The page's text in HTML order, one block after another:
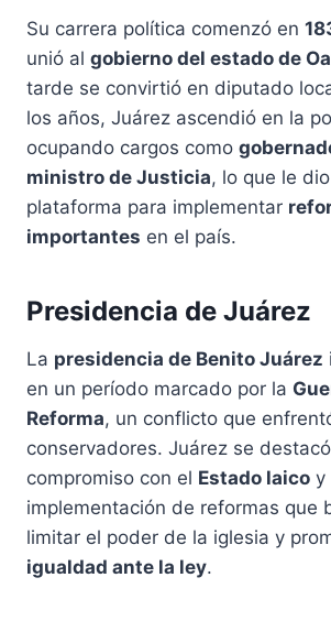
Su carrera política comenzó en
unió al gobierno del estado de
tarde se convirtió en diputado
los años, Juárez ascendió en la
ocupando cargos como
ministro de Justicia, lo que le
plataforma para implementar
importantes en el país.
Presidencia de Juárez
La presidencia de Benito Juárez
en un período marcado por la
Reforma, un conflicto que
conservadores. Juárez se
compromiso con el Estado laico y
implementación de reformas que
limitar el poder de la iglesia y
igualdad ante la ley.